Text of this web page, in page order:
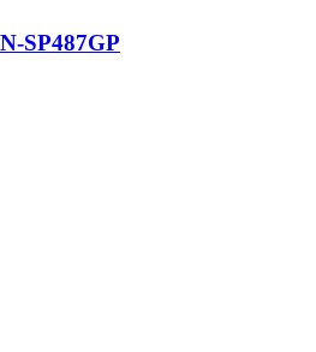
SP487GP